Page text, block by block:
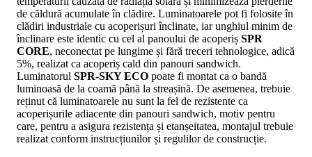
de căldură acumulate în clădire. Luminatoarele pot fi folosite în
clădiri industriale cu acoperișuri înclinate, iar unghiul minim de
înclinare este identic cu cel al panoului de acoperiș SPR
CORE, neconectat pe lungime și fără treceri tehnologice, adică
5%, realizat ca acoperiș cald din panouri sandwich.
Luminatorul SPR-SKY ECO poate fi montat ca o bandă
luminoasă de la coamă până la streașină. De asemenea, trebuie
reținut că luminatoarele nu sunt la fel de rezistente ca
acoperișurile adiacente din panouri sandwich, motiv pentru
care, pentru a asigura rezistența și etanșeitatea, montajul trebuie
realizat conform instrucțiunilor și regulilor de construcție.